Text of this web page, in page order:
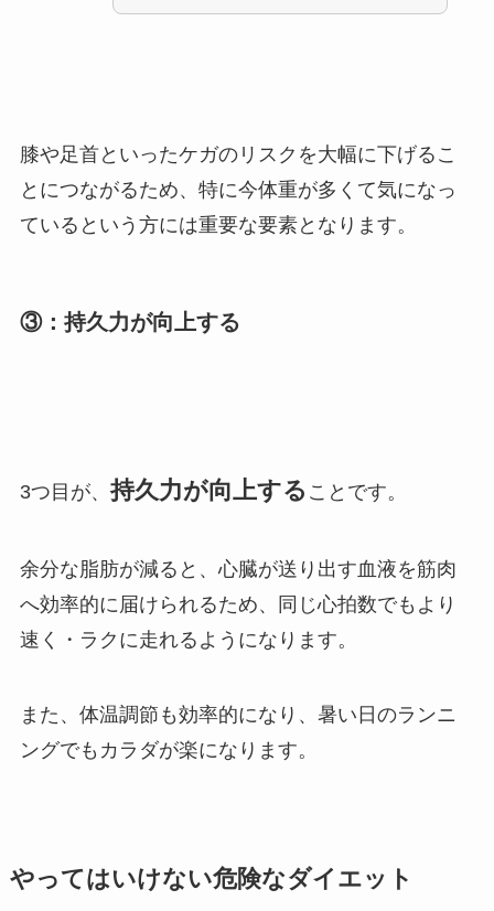
膝や足首といったケガのリスクを大幅に下げるこ
とにつながるため、特に今体重が多くて気になっ
ているという方には重要な要素となります。
③：持久力が向上する
3つ目が、持久力が向上する ことです。
余分な脂肪が減ると、心臓が送り出す血液を筋肉
へ効率的に届けられるため、同じ心拍数でもより
速く・ラクに走れるようになります。
また、体温調節も効率的になり、暑い日のランニ
ングでもカラダが楽になります。
やってはいけない危険なダイエット